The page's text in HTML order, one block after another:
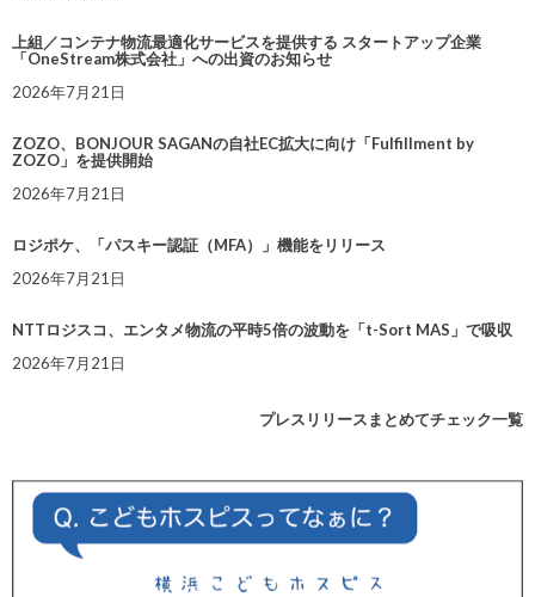
上組／コンテナ物流最適化サービスを提供する スタートアップ企業
「OneStream株式会社」への出資のお知らせ
2026年7月21日
ZOZO、BONJOUR SAGANの自社EC拡大に向け「Fulfillment by
ZOZO」を提供開始
2026年7月21日
ロジポケ、「パスキー認証（MFA）」機能をリリース
2026年7月21日
NTTロジスコ、エンタメ物流の平時5倍の波動を「t-Sort MAS」で吸収
2026年7月21日
プレスリリースまとめてチェック一覧